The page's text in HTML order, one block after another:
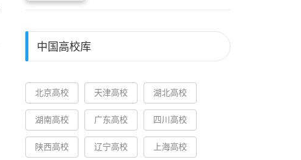
中国高校库
北京高校 天津高校 湖北高校
湖南高校 广东高校 四川高校
陕西高校 辽宁高校 上海高校